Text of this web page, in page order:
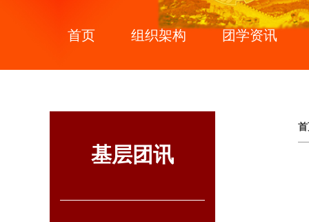
首页 组织架构 团学资讯
基层团讯